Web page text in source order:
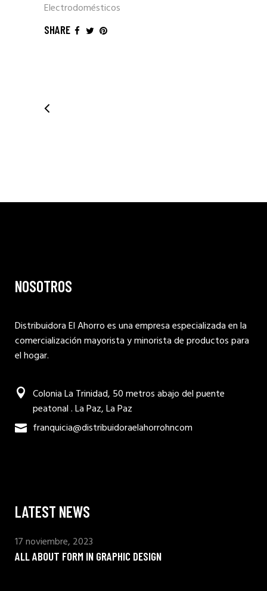
Electrodomésticos
SHARE
NOSOTROS
Distribuidora El Ahorro es una empresa especializada en la
comercialización mayorista y minorista de productos para
el hogar.
Colonia La Trinidad, 50 metros abajo del puente
peatonal . La Paz, La Paz
franquicia@distribuidoraelahorrohncom
LATEST NEWS
ALL ABOUT FORM IN GRAPHIC DESIGN
17 noviembre, 2023